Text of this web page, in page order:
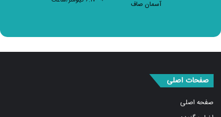
صفحه اصلی
اخبار برگزیده